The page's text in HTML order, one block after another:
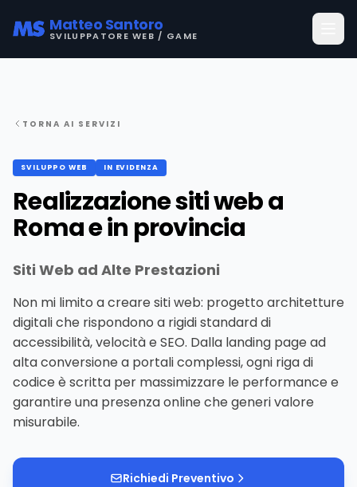
Matteo Santoro
SVILUPPATORE WEB / GAME
TORNA AI SERVIZI
SVILUPPO WEB IN EVIDENZA
Realizzazione siti web a
Roma e in provincia
Siti Web ad Alte Prestazioni
Non mi limito a creare siti web: progetto architetture
digitali che rispondono a rigidi standard di
accessibilità, velocità e SEO. Dalla landing page ad
alta conversione a portali complessi, ogni riga di
codice è scritta per massimizzare le performance e
garantire una presenza online che generi valore
misurabile.
Richiedi Preventivo